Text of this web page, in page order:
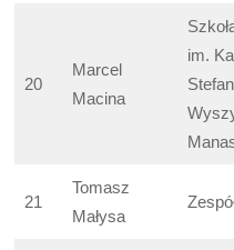
20
Marcel
Macina
im.
21
Tomasz
Małysa